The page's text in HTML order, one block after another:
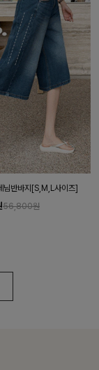
님반바지[S,M,L사이즈]
56,800원